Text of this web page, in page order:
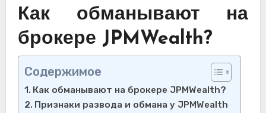
Как обманывают на
брокере JPMWealth?
Содержимое
Как обманывают на брокере JPMWealth?
Признаки развода и обмана у JPMWealth